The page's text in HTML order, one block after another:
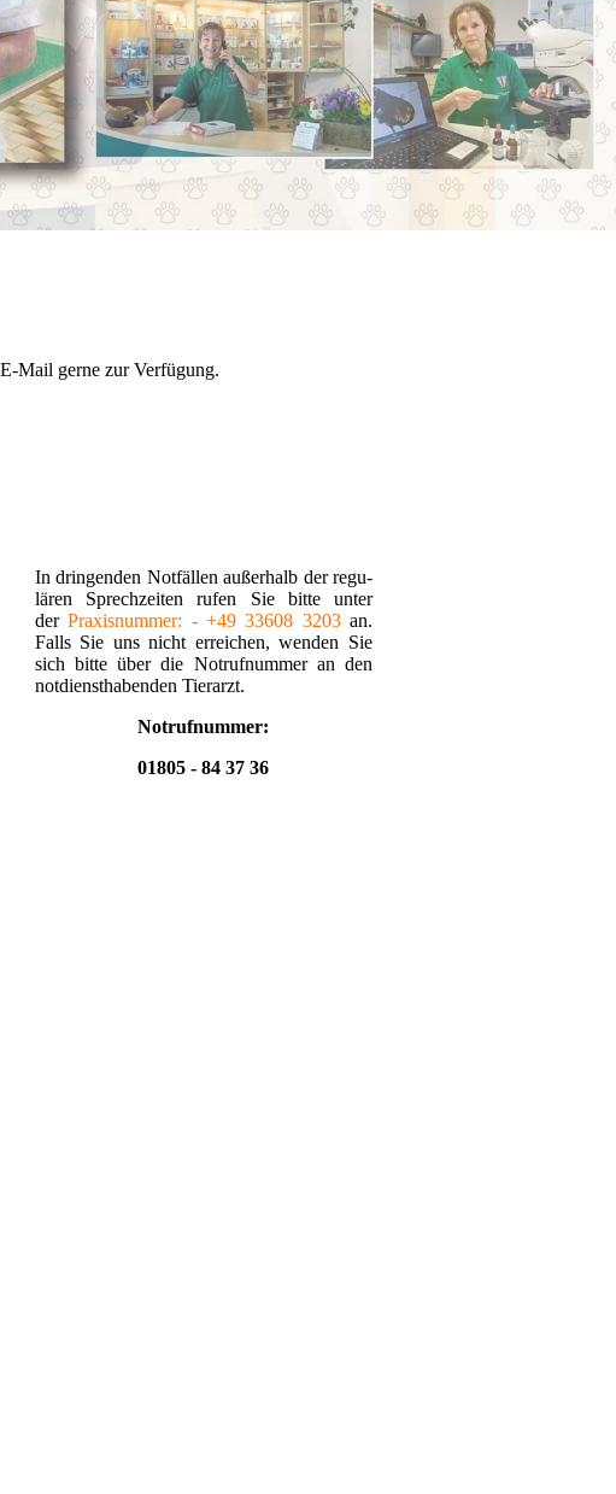
Mail gerne zur Verfügung.
In dringenden Notfällen außerhalb der regu­
lären Sprechzeiten rufen Sie bitte unter
derPraxis­nummer: - +49 33608 3203 an.
Falls Sie uns nicht erreichen, wenden Sie
sich bitte über die Notrufnummer an den
notdiensthabenden Tierarzt.
Notrufnummer:
01805 - 84 37 36